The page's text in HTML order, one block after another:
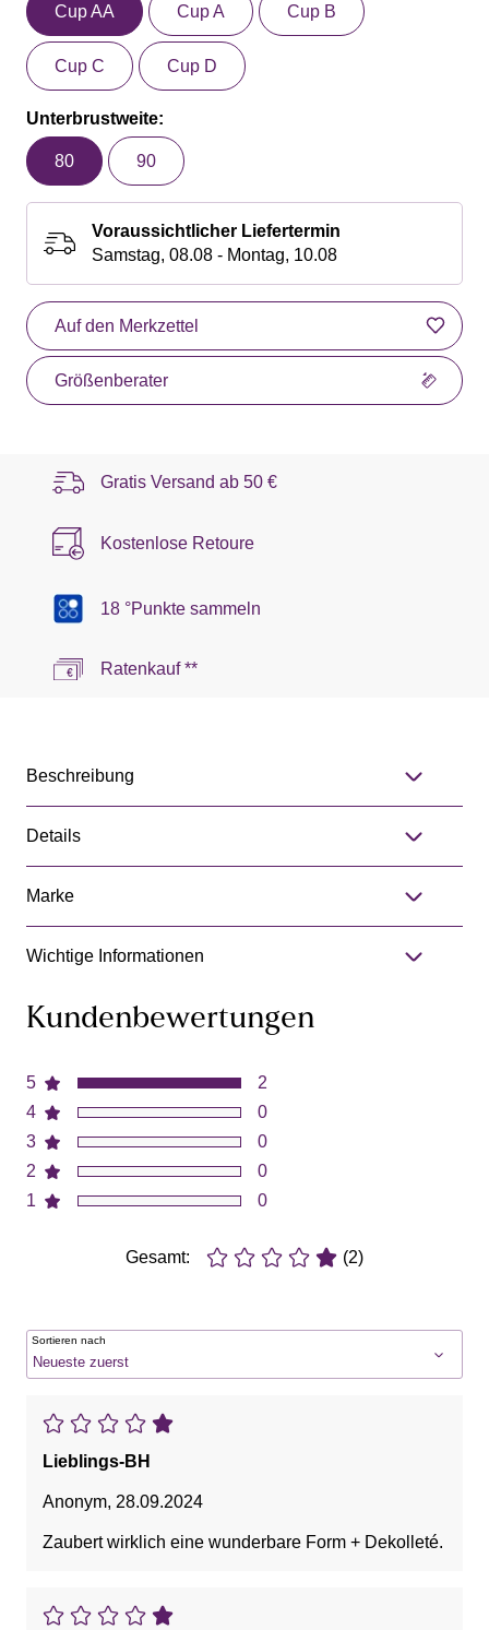
Cup AA Cup A Cup B
Cup C Cup D
Unterbrustweite:
80 90
Voraussichtlicher Liefertermin
Samstag, 08.08 - Montag, 10.08
Auf den Merkzettel
Größenberater
Gratis Versand ab 50 €
Kostenlose Retoure
18 °Punkte sammeln
Ratenkauf **
Beschreibung
Details
Marke
Wichtige Informationen
Kundenbewertungen
5
4
3
2
1
2
0
0
0
0
Gesamt: (2)
Sortieren nach
Lieblings-BH
Anonym, 28.09.2024
Zaubert wirklich eine wunderbare Form + Dekolleté.